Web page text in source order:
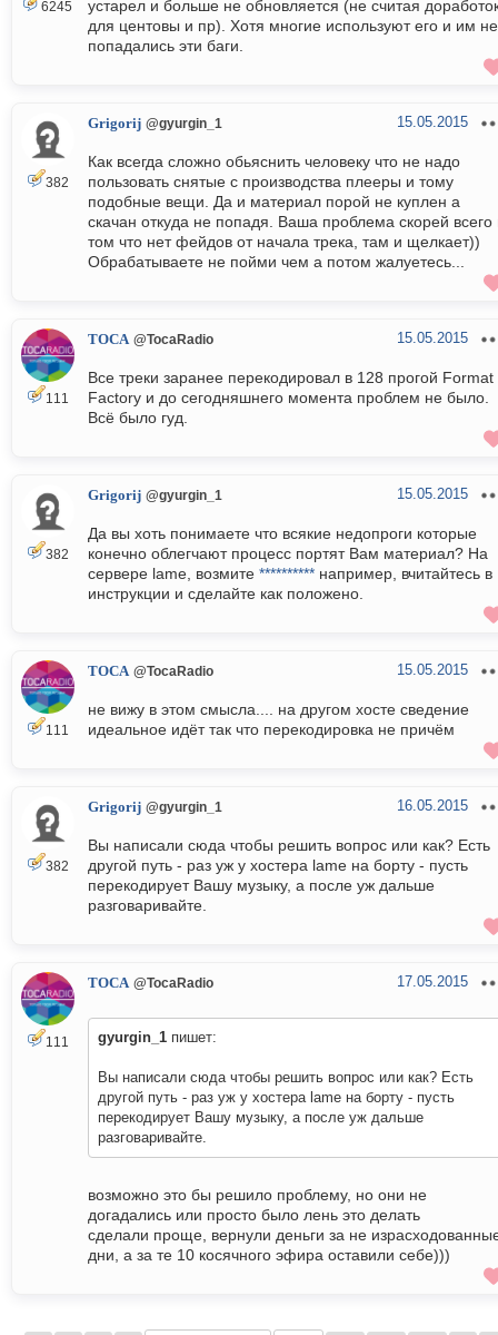
6245
устарел и больше не обновляется (не считая
для центовы и пр). Хотя многие используют его и им не
попадались эти баги.
382
Grigorij @gyurgin_1 15.05.2015
Как всегда сложно обьяснить человеку что не надо
пользовать снятые с производства плееры и тому
подобные вещи. Да и материал порой не куплен а
скачан откуда не попадя. Ваша проблема скорей всего
том что нет фейдов от начала трека, там и щелкает))
Обрабатываете не пойми чем а потом жалуетесь...
111
TOCA @TocaRadio 15.05.2015
Все треки заранее перекодировал в 128 прогой Format
Factory и до сегодняшнего момента проблем не было.
Всё было гуд.
382
Grigorij @gyurgin_1 15.05.2015
Да вы хоть понимаете что всякие недопроги которые
конечно облегчают процесс портят Вам материал? На
сервере lame, возмите ********** например, вчитайтесь в
инструкции и сделайте как положено.
111
TOCA @TocaRadio 15.05.2015
не вижу в этом смысла.... на другом хосте сведение
идеальное идёт так что перекодировка не причём
382
Grigorij @gyurgin_1 16.05.2015
Вы написали сюда чтобы решить вопрос или как? Есть
другой путь - раз уж у хостера lame на борту - пусть
перекодирует Вашу музыку, а после уж дальше
разговаривайте.
111
TOCA @TocaRadio 17.05.2015
gyurgin_1 пишет:
Вы написали сюда чтобы решить вопрос или как? Есть
другой путь - раз уж у хостера lame на борту - пусть
перекодирует Вашу музыку, а после уж дальше
разговаривайте.
возможно это бы решило проблему, но они не
догадались или просто было лень это делать
сделали проще, вернули деньги за не
дни, а за те 10 косячного эфира оставили себе)))